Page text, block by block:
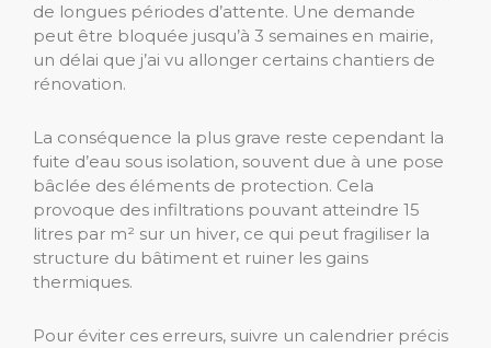
de longues périodes d’attente. Une demande
peut être bloquée jusqu’à 3 semaines en mairie,
un délai que j’ai vu allonger certains chantiers de
rénovation.
La conséquence la plus grave reste cependant la
fuite d’eau sous isolation, souvent due à une pose
bâclée des éléments de protection. Cela
provoque des infiltrations pouvant atteindre 15
litres par m² sur un hiver, ce qui peut fragiliser la
structure du bâtiment et ruiner les gains
thermiques.
Pour éviter ces erreurs, suivre un calendrier précis